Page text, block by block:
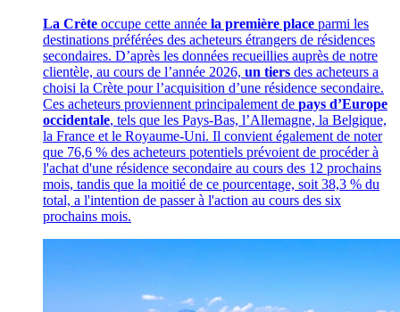
La Crète occupe cette année la première place parmi les
destinations préférées des acheteurs étrangers de résidences
secondaires. D’après les données recueillies auprès de notre
clientèle, au cours de l’année 2026, un tiers des acheteurs a
choisi la Crète pour l’acquisition d’une résidence secondaire.
Ces acheteurs proviennent principalement de pays d’Europe
occidentale, tels que les Pays-Bas, l’Allemagne, la Belgique,
la France et le Royaume-Uni. Il convient également de noter
que 76,6 % des acheteurs potentiels prévoient de procéder à
l'achat d'une résidence secondaire au cours des 12 prochains
mois, tandis que la moitié de ce pourcentage, soit 38,3 % du
total, a l'intention de passer à l'action au cours des six
prochains mois.